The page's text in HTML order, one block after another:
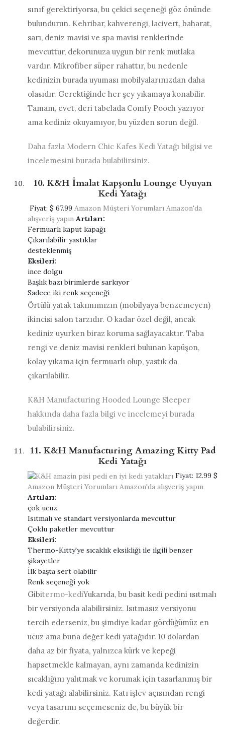
sınıf gerektiriyorsa, bu çekici seçeneği göz önünde
bulundurun. Kehribar, kahverengi, lacivert, baharat,
sarı, deniz mavisi ve spa mavisi renklerinde
mevcuttur, dekorunuza uygun bir renk mutlaka
vardır. Mikrofiber süper rahattır, bu nedenle
kedinizin burada uyuması mobilyalarınızdan daha
olasıdır. Gerektiğinde her şey yıkamaya konabilir.
Tamam, evet, deri tabelada Comfy Pooch yazıyor
ama kediniz okuyamıyor, bu yüzden sorun değil.
Daha fazla Modern Chic Kafes Kedi Yatağı bilgisi ve
incelemesini burada bulabilirsiniz.
10. K&H İmalat Kapşonlu Lounge Uyuyan
Kedi Yatağı
Fiyat: $ 67.99 Amazon Müşteri Yorumları Amazon'da
alışveriş yapın Artıları:
Fermuarlı kaput kapağı
Çıkarılabilir yastıklar
desteklenmiş
Eksileri:
ince dolgu
Başlık bazı birimlerde sarkıyor
Sadece iki renk seçeneği
Örtülü yatak takımımızın (mobilyaya benzemeyen)
ikincisi salon tarzıdır. O kadar özel değil, ancak
kediniz uyurken biraz koruma sağlayacaktır. Taba
rengi ve deniz mavisi renkleri bulunan kapüşon,
kolay yıkama için fermuarlı olup, yastık da
çıkarılabilir.
K&H Manufacturing Hooded Lounge Sleeper
hakkında daha fazla bilgi ve incelemeyi burada
bulabilirsiniz.
11. K&H Manufacturing Amazing Kitty Pad
Kedi Yatağı
Fiyat: 12.99 $
Amazon Müşteri Yorumları Amazon'da alışveriş yapın
Artıları:
çok ucuz
Isıtmalı ve standart versiyonlarda mevcuttur
Çoklu paketler mevcuttur
Eksileri:
Thermo-Kitty'ye sıcaklık eksikliği ile ilgili benzer
şikayetler
İlk başta sert olabilir
Renk seçeneği yok
Gibitermo-kediYukarıda, bu basit kedi pedini ısıtmalı
bir versiyonda alabilirsiniz. Isıtmasız versiyonu
tercih ederseniz, bu şimdiye kadar gördüğümüz en
ucuz ama buna değer kedi yatağıdır. 10 dolardan
daha az bir fiyata, yalnızca kürk ve kepeği
hapsetmekle kalmayan, aynı zamanda kedinizin
sıcaklığını yalıtmak ve korumak için tasarlanmış bir
kedi yatağı alabilirsiniz. Katı işlev açısından rengi
veya tasarımı seçemeseniz de, bu büyük bir
değerdir.